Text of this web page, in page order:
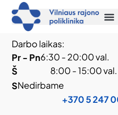
Darbo laikas:
Pr - Pn6:30 - 20:00 val.
Š
8:00 - 15:00 val.
SNedirbame
+370 5 247